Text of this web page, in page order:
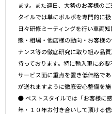
ます。また連日、大勢のお客様の
タイルでは単にボルボを専門的に
日々研修ミーティングを行い車両
態・相場・他店様の動向・お客様
ナンス等の徹底研究に取り組み品
持っております。特に輸入車に必
サービス面に重点を置き低価格で
が送れますように徹底安心整備を施
● ベストスタイルでは「お客様に
年・１０年お付き合いして頂ける